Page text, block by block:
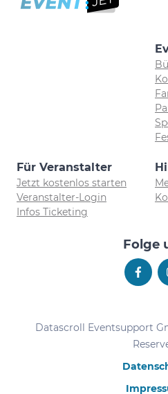
Für Veranstalter
Jetzt kostenlos starten
Veranstalter-Login
Infos Ticketing
Folge
Datascroll Eventsupport